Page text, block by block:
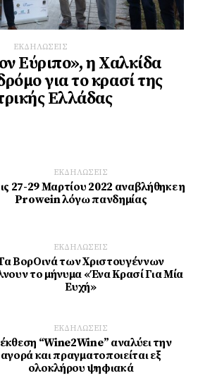
ΕΚΔΗΛΩΣΕΙΣ
Εύριπο», η Χαλκίδα
για το κρασί της
Ελλάδας
ΕΚΔΗΛΩΣΕΙΣ
27-29 Μαρτίου 2022 αναβλήθηκε η
Prowein λόγω πανδημίας
ΕΚΔΗΛΩΣΕΙΣ
ΒορΟινά των Χριστουγέννων
το μήνυμα «Ένα Κρασί Για Μία
Ευχή»
ΕΚΔΗΛΩΣΕΙΣ
“Wine2Wine” αναλύει την
αγορά και πραγματοποιείται εξ
ολοκλήρου ψηφιακά